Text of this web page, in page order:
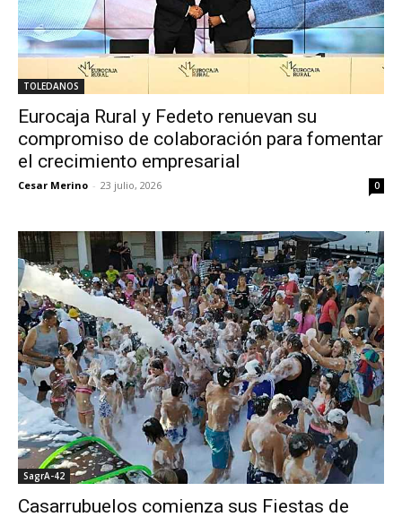
TOLEDANOS
Eurocaja Rural y Fedeto renuevan su
compromiso de colaboración para fomentar
el crecimiento empresarial
Cesar Merino - 23 julio, 2026 0
SagrA-42
Casarrubuelos comienza sus Fiestas de